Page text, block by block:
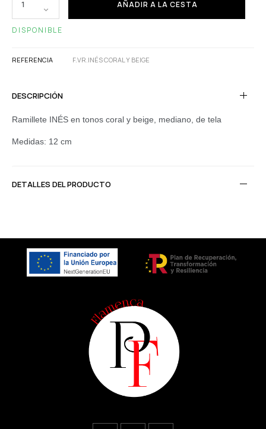
AÑADIR A LA CESTA
DISPONIBLE
REFERENCIA F.VR.INÉS CORAL Y BEIGE
DESCRIPCIÓN
Ramillete INÉS en tonos coral y beige, mediano, de tela
Medidas: 12 cm
DETALLES DEL PRODUCTO